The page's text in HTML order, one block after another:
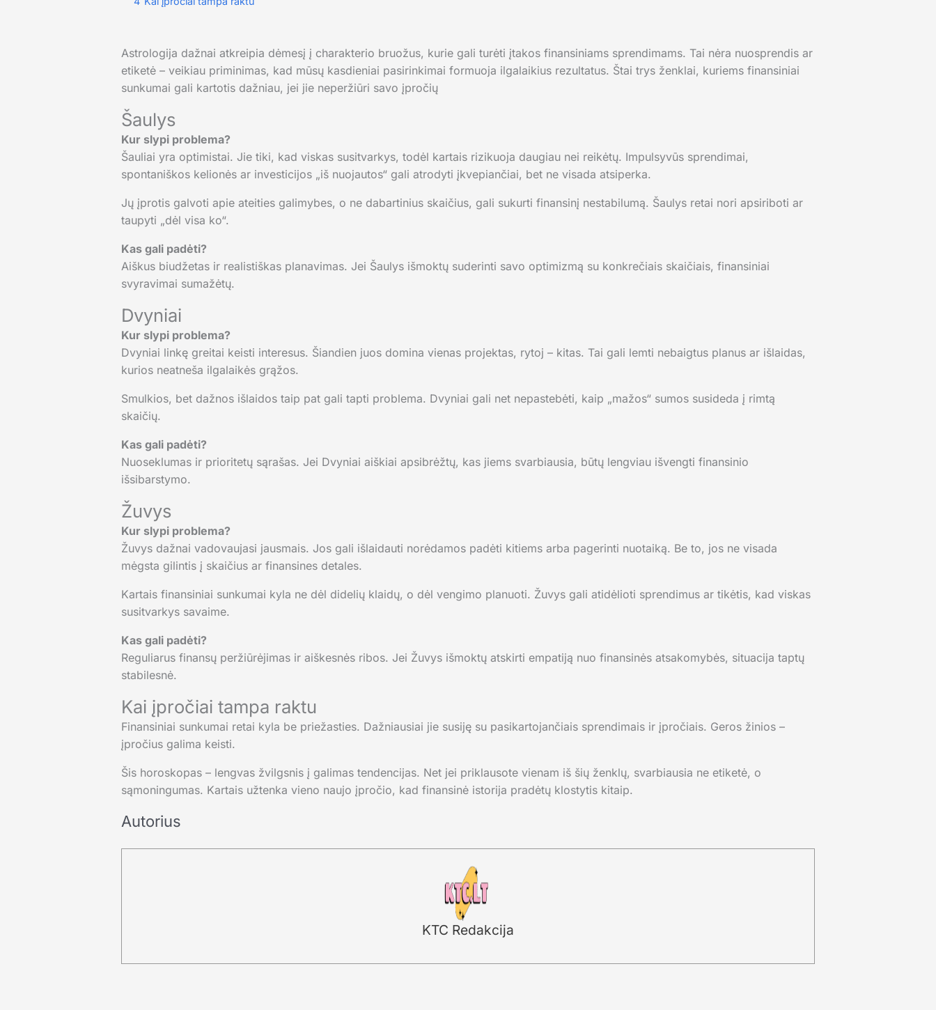
Astrologija dažnai atkreipia dėmesį į charakterio bruožus, kurie gali turėti įtakos finansiniams sprendimams. Tai nėra nuosprendis ar
etiketė – veikiau priminimas, kad mūsų kasdieniai pasirinkimai formuoja ilgalaikius rezultatus. Štai trys ženklai, kuriems finansiniai
sunkumai gali kartotis dažniau, jei jie neperžiūri savo įpročių
Šaulys
Kur slypi problema?
Šauliai yra optimistai. Jie tiki, kad viskas susitvarkys, todėl kartais rizikuoja daugiau nei reikėtų. Impulsyvūs sprendimai,
spontaniškos kelionės ar investicijos „iš nuojautos“ gali atrodyti įkvepiančiai, bet ne visada atsiperka.
Jų įprotis galvoti apie ateities galimybes, o ne dabartinius skaičius, gali sukurti finansinį nestabilumą. Šaulys retai nori apsiriboti ar
taupyti „dėl visa ko“.
Kas gali padėti?
Aiškus biudžetas ir realistiškas planavimas. Jei Šaulys išmoktų suderinti savo optimizmą su konkrečiais skaičiais, finansiniai
svyravimai sumažėtų.
Dvyniai
Kur slypi problema?
Dvyniai linkę greitai keisti interesus. Šiandien juos domina vienas projektas, rytoj – kitas. Tai gali lemti nebaigtus planus ar išlaidas,
kurios neatneša ilgalaikės grąžos.
Smulkios, bet dažnos išlaidos taip pat gali tapti problema. Dvyniai gali net nepastebėti, kaip „mažos“ sumos susideda į rimtą
skaičių.
Kas gali padėti?
Nuoseklumas ir prioritetų sąrašas. Jei Dvyniai aiškiai apsibrėžtų, kas jiems svarbiausia, būtų lengviau išvengti finansinio
išsibarstymo.
Žuvys
Kur slypi problema?
Žuvys dažnai vadovaujasi jausmais. Jos gali išlaidauti norėdamos padėti kitiems arba pagerinti nuotaiką. Be to, jos ne visada
mėgsta gilintis į skaičius ar finansines detales.
Kartais finansiniai sunkumai kyla ne dėl didelių klaidų, o dėl vengimo planuoti. Žuvys gali atidėlioti sprendimus ar tikėtis, kad viskas
susitvarkys savaime.
Kas gali padėti?
Reguliarus finansų peržiūrėjimas ir aiškesnės ribos. Jei Žuvys išmoktų atskirti empatiją nuo finansinės atsakomybės, situacija taptų
stabilesnė.
Kai įpročiai tampa raktu
Finansiniai sunkumai retai kyla be priežasties. Dažniausiai jie susiję su pasikartojančiais sprendimais ir įpročiais. Geros žinios –
įpročius galima keisti.
Šis horoskopas – lengvas žvilgsnis į galimas tendencijas. Net jei priklausote vienam iš šių ženklų, svarbiausia ne etiketė, o
sąmoningumas. Kartais užtenka vieno naujo įpročio, kad finansinė istorija pradėtų klostytis kitaip.
Autorius
KTC Redakcija